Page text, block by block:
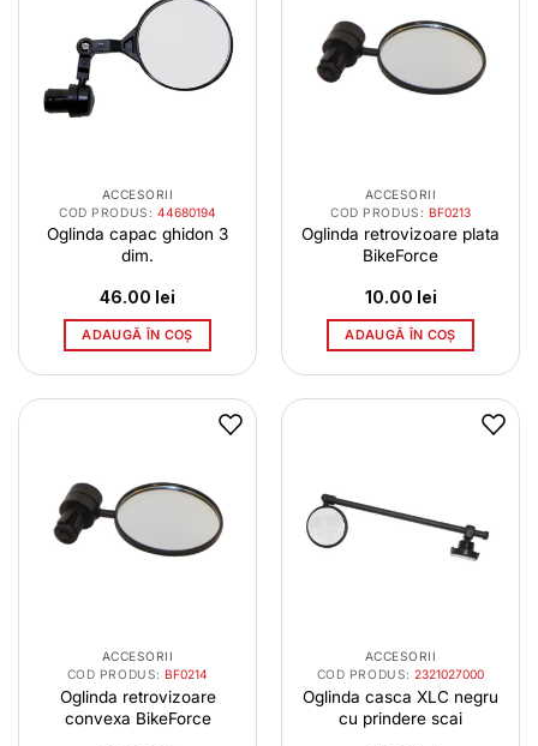
ACCESORII
COD PRODUS: 44680194
Oglinda capac ghidon 3
dim.
46.00 lei
ADAUGĂ ÎN COȘ
ACCESORII
COD PRODUS: BF0213
Oglinda retrovizoare plata
BikeForce
10.00 lei
ADAUGĂ ÎN COȘ
ACCESORII
COD PRODUS: BF0214
Oglinda retrovizoare
convexa BikeForce
ACCESORII
COD PRODUS:2321027000
Oglinda casca XLC negru
cu prindere scai